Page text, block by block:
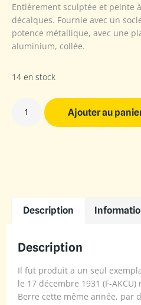
Entièrement sculptée et peinte
décalques. Fournie avec un
potence métallique, avec une
aluminium, collée.
14 en stock
Ajouter au
Description
Description
Il fut produit a un seul
le 17 décembre 1931 (F-
Berre cette même année, par